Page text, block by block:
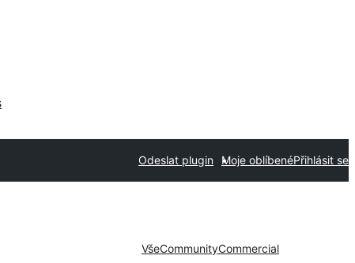
Odeslat plugin Moje oblíbenéPřihlásit se
VšeCommunityCommercial